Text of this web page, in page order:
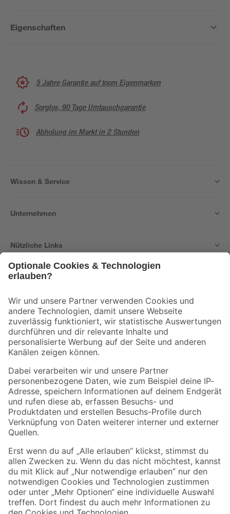
Eigenschaften
5 Jahre Garantie auf toom Eigenmarken
Sorglos, 90 Tage Umtauschgarantie
Abholung im Markt in 2 Stunden
Wissen & Service
Unternehmen
Nützliche Links
Der toom Newsletter: Keine Angebote und Aktionen mehr verpassen!
Zur Newsletter Anmeldung
Folge uns
Zahlungsarten Versandarten
Sicher einkaufen
Jetzt die toom-App herunterladen